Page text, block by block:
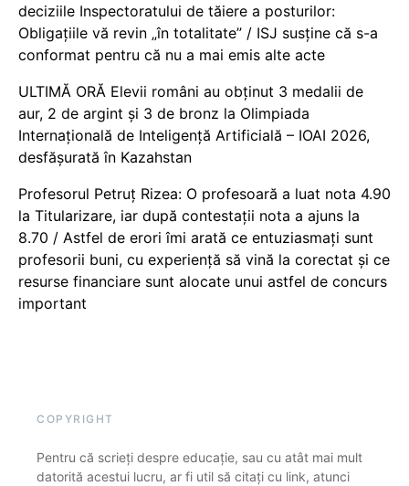
deciziile Inspectoratului de tăiere a posturilor:
Obligațiile vă revin „în totalitate” / ISJ susține că s-a
conformat pentru că nu a mai emis alte acte
ULTIMĂ ORĂ Elevii români au obținut 3 medalii de
aur, 2 de argint și 3 de bronz la Olimpiada
Internațională de Inteligență Artificială – IOAI 2026,
desfășurată în Kazahstan
Profesorul Petruț Rizea: O profesoară a luat nota 4.90
la Titularizare, iar după contestații nota a ajuns la
8.70 / Astfel de erori îmi arată ce entuziasmați sunt
profesorii buni, cu experiență să vină la corectat și ce
resurse financiare sunt alocate unui astfel de concurs
important
COPYRIGHT
Pentru că scrieți despre educație, sau cu atât mai mult
datorită acestui lucru, ar fi util să citați cu link, atunci